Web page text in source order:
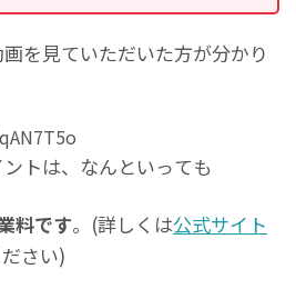
を見ていただいた方が分かり
トは、なんといっても
料です。(詳しくは公式サイト
さい)